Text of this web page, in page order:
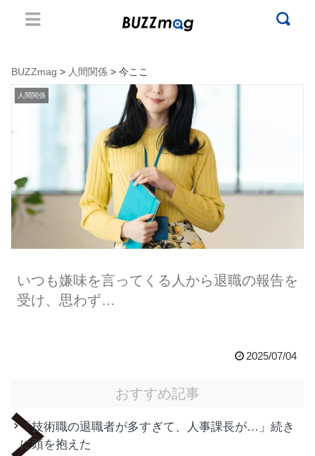
BUZZmag > 人間関係 > 今ここ
人間関係
いつも嫌味を言ってくる人から退職の報告を
受け、思わず…
2025/07/04
おすすめ記事
「技術職の退職者が多すぎて、人事課長が…」続き
に頭を抱えた